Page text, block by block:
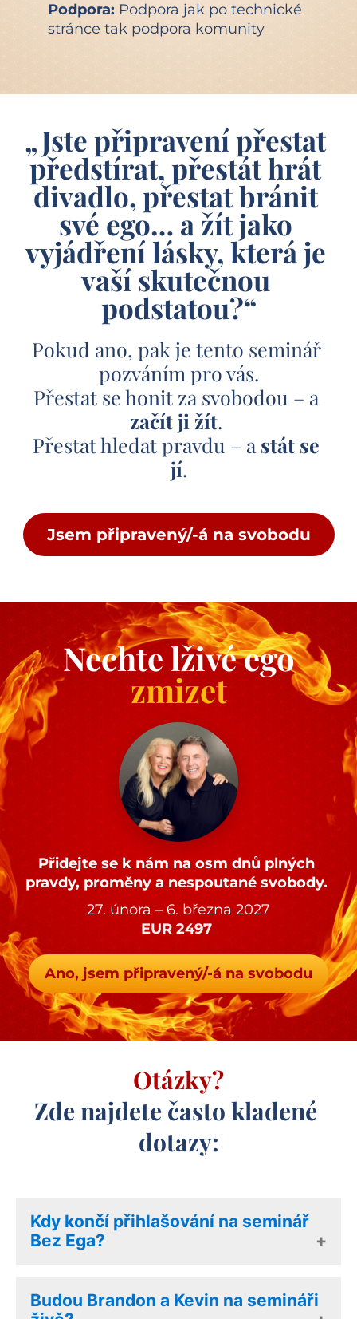
Podpora: Podpora jak po technické
stránce tak podpora komunity
„Jste připravení přestat
předstírat, přestát hrát
divadlo, přestat bránit
své ego… a žít jako
vyjádření lásky, která je
vaší skutečnou
podstatou?“
Pokud ano, pak je tento seminář
pozváním pro vás.
začít ji žít.
Přestat hledat pravdu – a stát se
jí.
Jsem připravený/-á na svobodu
Nechte lživé ego
zmizet
Přidejte se k nám na osm dnů plných
pravdy, proměny a nespoutané svobody.
27. února – 6. března 2027
EUR 2497
Ano, jsem připravený/-á na svobodu
Otázky?
Zde najdete často kladené
dotazy:
Kdy končí přihlašování na seminář
Bez Ega?
Přihlašování končí TÝDEN PŘED
Budou Brandon a Kevin na semináři